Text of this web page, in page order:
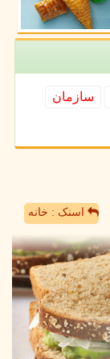
سازمان
اسنک : خانه